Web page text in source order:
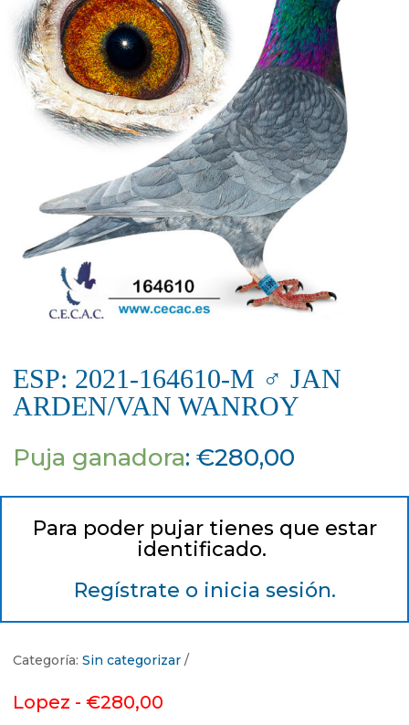
ESP: 2021-164610-M ♂ JAN
ARDEN/VAN WANROY
Puja ganadora: €280,00
Para poder pujar tienes que estar
identificado.
Regístrate o inicia sesión.
Categoría: Sin categorizar
Lopez - €280,00